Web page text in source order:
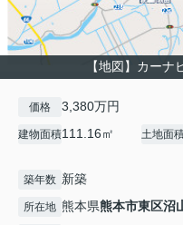
【地図】カー
価格 3,380万円
建物面積111.16㎡ 土地面
築年数 新築
所在地 熊本県熊本市東区沼